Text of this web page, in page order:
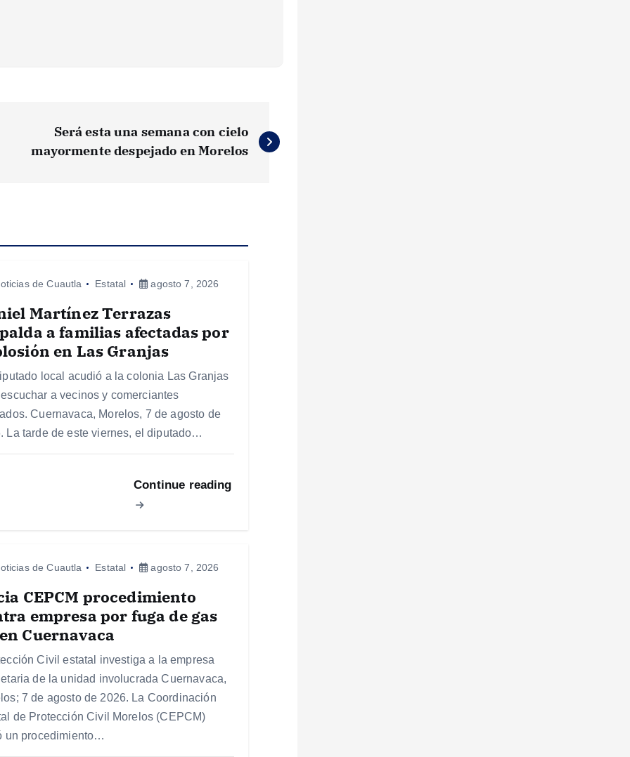
Será esta una semana con cielo
mayormente despejado en Morelos
de Cuautla Estatal agosto 7, 2026
Martínez Terrazas
a familias afectadas por
en Las Granjas
local acudió a la colonia Las Granjas
a vecinos y comerciantes
Cuernavaca, Morelos, 7 de agosto de
La tarde de este viernes, el diputado…
Continue reading
de Cuautla Estatal agosto 7, 2026
CEPCM procedimiento
empresa por fuga de gas
Cuernavaca
Civil estatal investiga a la empresa
de la unidad involucrada Cuernavaca,
7 de agosto de 2026. La Coordinación
de Protección Civil Morelos (CEPCM)
un procedimiento…